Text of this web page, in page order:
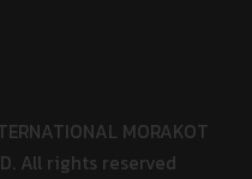
MORAKOT
All rights reserved